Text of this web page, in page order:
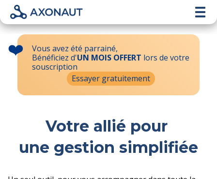
❤️
Vous avez été parrainé,
Bénéficiez d'UN MOIS OFFERT lors de votre
souscription
Essayer gratuitement
Votre allié pour
une gestion simplifiée